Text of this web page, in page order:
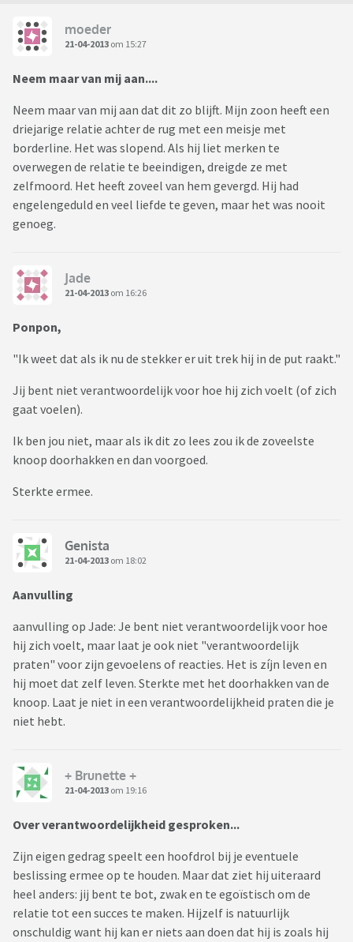
moeder
21-04-2013 om 15:27
Neem maar van mij aan....
Neem maar van mij aan dat dit zo blijft. Mijn zoon heeft een
driejarige relatie achter de rug met een meisje met
borderline. Het was slopend. Als hij liet merken te
overwegen de relatie te beeindigen, dreigde ze met
zelfmoord. Het heeft zoveel van hem gevergd. Hij had
engelengeduld en veel liefde te geven, maar het was nooit
genoeg.
Jade
21-04-2013 om 16:26
Ponpon,
"Ik weet dat als ik nu de stekker er uit trek hij in de put raakt."
Jij bent niet verantwoordelijk voor hoe hij zich voelt (of zich
gaat voelen).
Ik ben jou niet, maar als ik dit zo lees zou ik de zoveelste
knoop doorhakken en dan voorgoed.
Sterkte ermee.
Genista
21-04-2013 om 18:02
Aanvulling
aanvulling op Jade: Je bent niet verantwoordelijk voor hoe
hij zich voelt, maar laat je ook niet "verantwoordelijk
praten" voor zijn gevoelens of reacties. Het is zíjn leven en
hij moet dat zelf leven. Sterkte met het doorhakken van de
knoop. Laat je niet in een verantwoordelijkheid praten die je
niet hebt.
+ Brunette +
21-04-2013 om 19:16
Over verantwoordelijkheid gesproken...
Zijn eigen gedrag speelt een hoofdrol bij je eventuele
beslissing ermee op te houden. Maar dat ziet hij uiteraard
heel anders: jij bent te bot, zwak en te egoïstisch om de
relatie tot een succes te maken. Hijzelf is natuurlijk
onschuldig want hij kan er niets aan doen dat hij is zoals hij